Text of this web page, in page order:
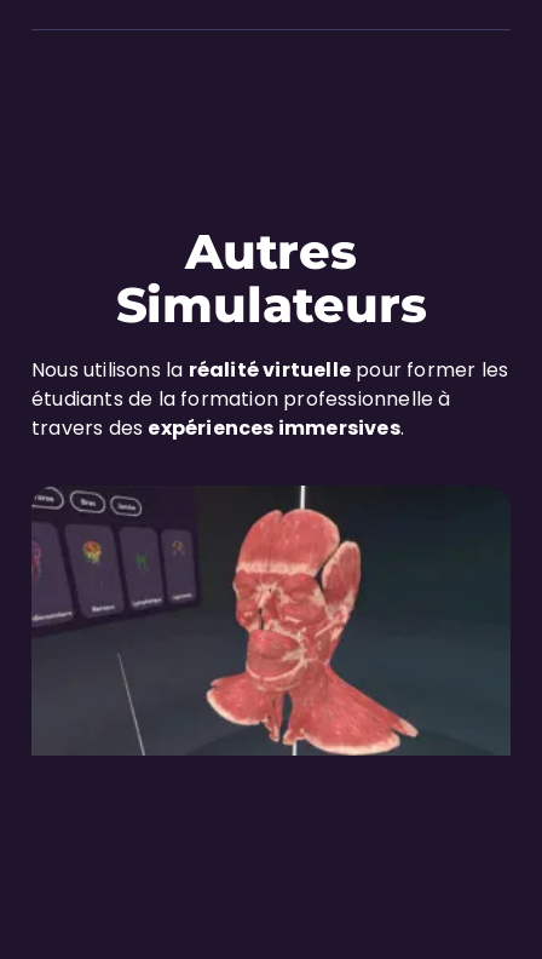
Autres
Simulateurs
Nous utilisons la réalité virtuelle pour former les
étudiants de la formation professionnelle à
travers des expériences immersives.